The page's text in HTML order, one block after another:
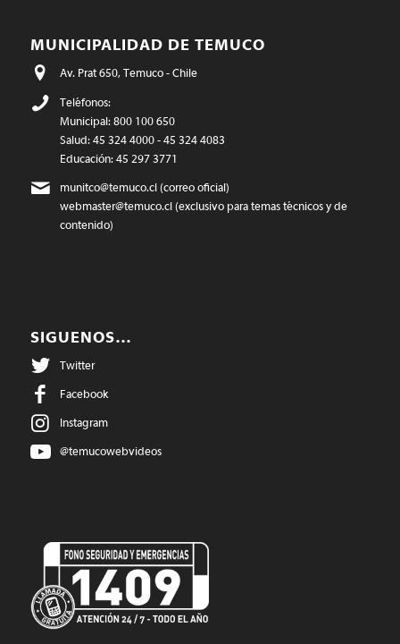
MUNICIPALIDAD DE TEMUCO
Av. Prat 650, Temuco - Chile
Teléfonos:
Municipal: 800 100 650
Salud: 45 324 4000 - 45 324 4083
Educación: 45 297 3771
munitco@temuco.cl(correo oficial)
webmaster@temuco.cl(exclusivo para temas técnicos y de
contenido)
SIGUENOS…
Twitter
Facebook
Instagram
@temucowebvideos